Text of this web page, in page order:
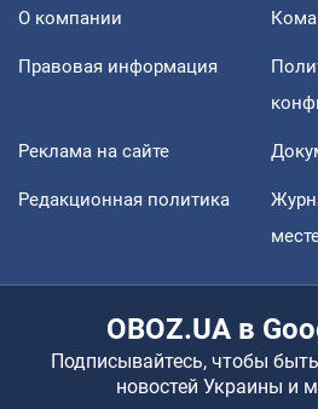
О компании
Правовая информация
Реклама на сайте
Редакционная политика
OBOZ.UA в
Подписывайтесь, чтобы
новостей Украины и